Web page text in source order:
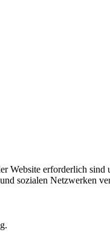
Website erforderlich
sozialen Netzwerken